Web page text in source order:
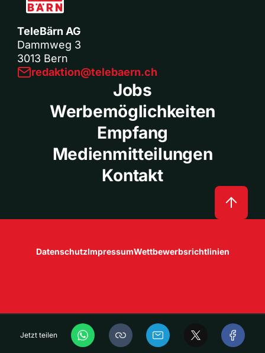
Jetzt teilen
TeleBärn AG
Dammweg 3
3013 Bern
redaktion@telebaern.ch
Jobs
Werbemöglichkeiten
Empfang
Medienmitteilungen
Kontakt
DatenschutzImpressumWettbewerbsrichtlinien